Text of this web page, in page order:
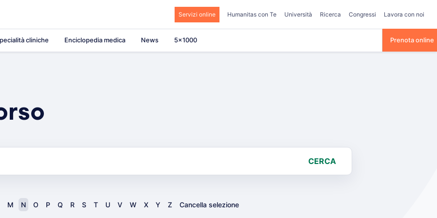
Servizi online Humanitas con Te Università Ricerca Congressi Lavora con noi
cliniche Enciclopedia medica News 5×1000 Prenota online
CERCA
M N O P Q R S T U V W X Y Z Cancella selezione